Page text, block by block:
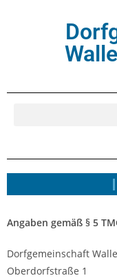
Angaben gemäß § 5
Dorfgemeinschaft
Oberdorfstraße 1